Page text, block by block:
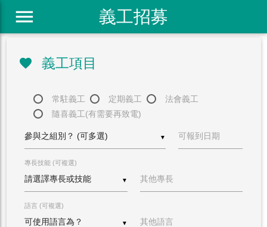
義工招募
menu
favorite 義工項目
常駐義工 定期義工
法會義工
隨喜義工(有需要再致電)
▼ 可報到日期
▼
專長技能 (可複選)
其他專長
▼
語言 (可複選)
其他語言